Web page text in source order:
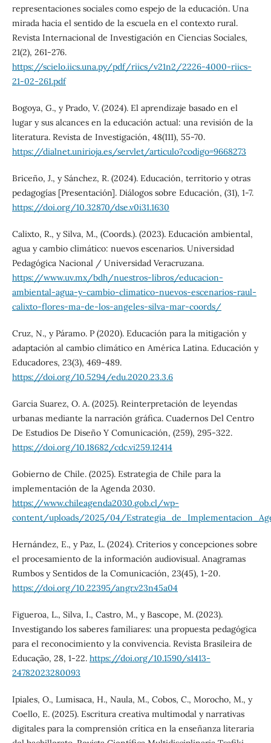
representaciones sociales como espejo de la educación. Una
mirada hacia el sentido de la escuela en el contexto rural.
Revista Internacional de Investigación en Ciencias Sociales,
21(2), 261-276.
https://scielo.iics.una.py/pdf/riics/v21n2/2226-4000-riics-
21-02-261.pdf
Bogoya, G., y Prado, V. (2024). El aprendizaje basado en el
lugar y sus alcances en la educación actual: una revisión de la
literatura. Revista de Investigación, 48(111), 55-70.
https://dialnet.unirioja.es/servlet/articulo?codigo=9668273
Briceño, J., y Sánchez, R. (2024). Educación, territorio y otras
pedagogías [Presentación]. Diálogos sobre Educación, (31), 1-7.
https://doi.org/10.32870/dse.v0i31.1630
Calixto, R., y Silva, M., (Coords.). (2023). Educación ambiental,
agua y cambio climático: nuevos escenarios. Universidad
Pedagógica Nacional / Universidad Veracruzana.
https://www.uv.mx/bdh/nuestros-libros/educacion-
ambiental-agua-y-cambio-climatico-nuevos-escenarios-raul-
calixto-flores-ma-de-los-angeles-silva-mar-coords/
Cruz, N., y Páramo. P (2020). Educación para la mitigación y
adaptación al cambio climático en América Latina. Educación y
Educadores, 23(3), 469-489.
https://doi.org/10.5294/edu.2020.23.3.6
Garcia Suarez, O. A. (2025). Reinterpretación de leyendas
urbanas mediante la narración gráfica. Cuadernos Del Centro
De Estudios De Diseño Y Comunicación, (259), 295-322.
https://doi.org/10.18682/cdc.vi259.12414
Gobierno de Chile. (2025). Estrategia de Chile para la
implementación de la Agenda 2030.
https://www.chileagenda2030.gob.cl/wp-
content/uploads/2025/04/
Hernández, E., y Paz, L. (2024). Criterios y concepciones sobre
el procesamiento de la información audiovisual. Anagramas
Rumbos y Sentidos de la Comunicación, 23(45), 1-20.
https://doi.org/10.22395/angr.v23n45a04
Figueroa, L., Silva, I., Castro, M., y Bascope, M. (2023).
Investigando los saberes familiares: una propuesta pedagógica
para el reconocimiento y la convivencia. Revista Brasileira de
Educação, 28, 1-22. https://doi.org/10.1590/s1413-
24782023280093
Ipiales, O., Lumisaca, H., Naula, M., Cobos, C., Morocho, M., y
Coello, E. (2025). Escritura creativa multimodal y narrativas
digitales para la comprensión crítica en la enseñanza literaria